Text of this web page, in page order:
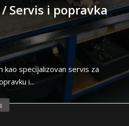
Servis i popravka
kao specijalizovan servis za
i...